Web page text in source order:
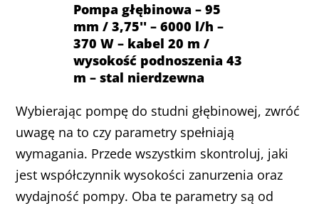
Pompa głębinowa – 95
mm / 3,75'' – 6000 l/h –
370 W – kabel 20 m /
wysokość podnoszenia 43
m – stal nierdzewna
Wybierając pompę do studni głębinowej, zwróć
uwagę na to czy parametry spełniają
wymagania. Przede wszystkim skontroluj, jaki
jest współczynnik wysokości zanurzenia oraz
wydajność pompy. Oba te parametry są od